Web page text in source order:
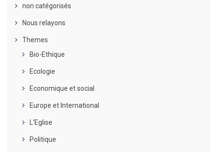
non catégorisés
Nous relayons
Themes
Bio-Ethique
Ecologie
Economique et social
Europe et International
L'Eglise
Politique